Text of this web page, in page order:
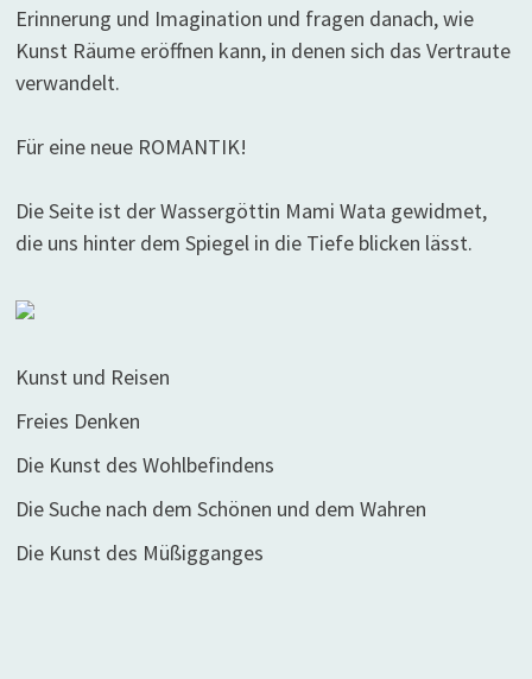
Erinnerung und Imagination und fragen danach, wie
Kunst Räume eröffnen kann, in denen sich das Vertraute
verwandelt.
Für eine neue ROMANTIK!
Die Seite ist der Wassergöttin Mami Wata gewidmet,
die uns hinter dem Spiegel in die Tiefe blicken lässt.
Kunst und Reisen
Freies Denken
Die Kunst des Wohlbefindens
Die Suche nach dem Schönen und dem Wahren
Die Kunst des Müßigganges